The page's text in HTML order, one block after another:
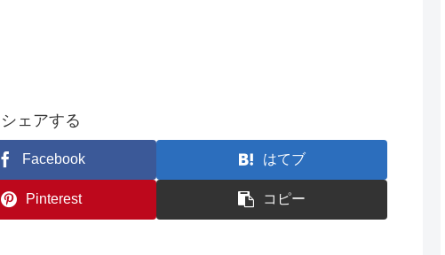
シェアする
Facebook はてブ
Pinterest コピー